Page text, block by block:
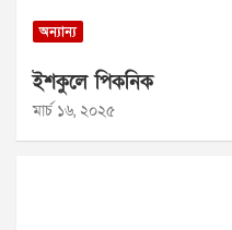
অন্যান্য
ইশকুলে পিকনিক
মার্চ ১৬, ২০২৫